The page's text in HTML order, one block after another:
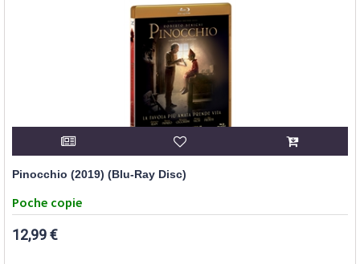
Pinocchio (2019) (Blu-Ray Disc)
Poche copie
12,99 €